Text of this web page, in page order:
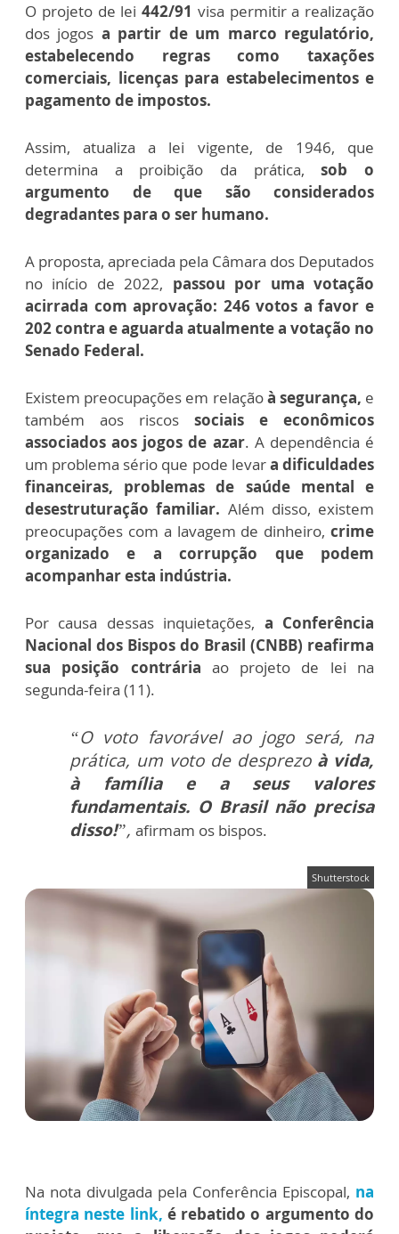
O projeto de lei 442/91 visa permitir a realização
dos jogos a partir de um marco regulatório,
estabelecendo regras como taxações
comerciais, licenças para estabelecimentos e
pagamento de impostos.
Assim, atualiza a lei vigente, de 1946, que
determina a proibição da prática, sob o
argumento de que são considerados
degradantes para o ser humano.
A proposta, apreciada pela Câmara dos Deputados
no início de 2022, passou por uma votação
acirrada com aprovação: 246 votos a favor e
202 contra e aguarda atualmente a votação no
Senado Federal.
Existem preocupações em relaçãoà segurança, e
também aos riscos sociais e econômicos
associados aos jogos de azar. A dependência é
um problema sério que pode levara dificuldades
financeiras, problemas de saúde mental e
desestruturação familiar. Além disso, existem
preocupações com a lavagem de dinheiro, crime
organizado e a corrupção que podem
acompanhar esta indústria.
Por causa dessas inquietações, a Conferência
Nacional dos Bispos do Brasil (CNBB) reafirma
sua posição contrária ao projeto de lei na
segunda-feira (11).
“O voto favorável ao jogo será, na
prática, um voto de desprezo à vida,
à família e a seus valores
fundamentais. O Brasil não precisa
disso!”, afirmam os bispos.
Shutterstock
Na nota divulgada pela Conferência Episcopal, na
íntegra neste link, é rebatido o argumento do